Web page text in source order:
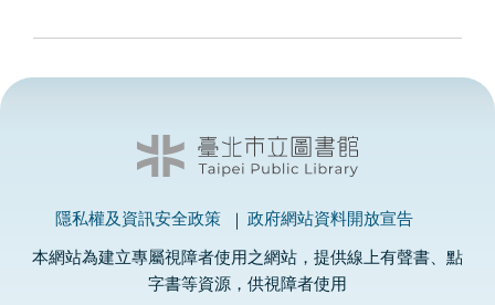
隱私權及資訊安全政策 政府網站資料開放宣告
本網站為建立專屬視障者使用之網站，提供線上有聲書、點
字書等資源，供視障者使用